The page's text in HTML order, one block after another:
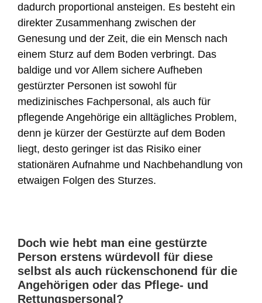
dadurch proportional ansteigen. Es besteht ein
direkter Zusammenhang zwischen der
Genesung und der Zeit, die ein Mensch nach
einem Sturz auf dem Boden verbringt. Das
baldige und vor Allem sichere Aufheben
gestürzter Personen ist sowohl für
medizinisches Fachpersonal, als auch für
pflegende Angehörige ein alltägliches Problem,
denn je kürzer der Gestürzte auf dem Boden
liegt, desto geringer ist das Risiko einer
stationären Aufnahme und Nachbehandlung von
etwaigen Folgen des Sturzes.
Doch wie hebt man eine gestürzte
Person erstens würdevoll für diese
selbst als auch rückenschonend für die
Angehörigen oder das Pflege- und
Rettungspersonal?